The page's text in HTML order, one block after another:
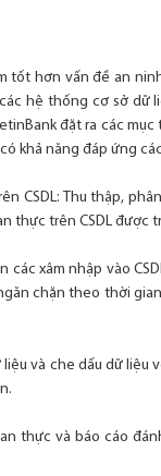
tốt hơn vấn đề an
hệ thống cơ sở dữ
đặt ra các
khả năng đáp ứng
CSDL: Thu thập,
thực trên CSDL được
các xâm nhập vào
chặn theo thời
và che dấu dữ liệu
thực và báo cáo